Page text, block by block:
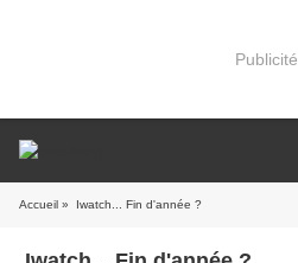
Publicité
Accueil » Iwatch... Fin d'année ?